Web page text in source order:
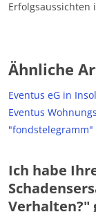
Erfolgsaussichten
Ähnliche
Eventus eG in
Eventus
"fondstelegramm"
Ich habe
Verhalten?"